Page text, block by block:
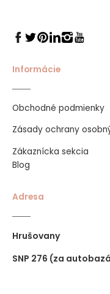
Informácie
Obchodné podmienky
Zásady ochrany
Zákaznícka sekcia
Blog
Adresa
Hrušovany
SNP 276 (za